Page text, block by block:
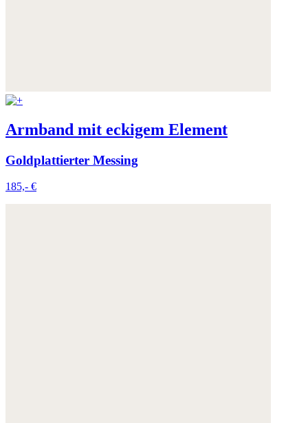
Armband mit eckigem Element
Goldplattierter Messing
185,- €